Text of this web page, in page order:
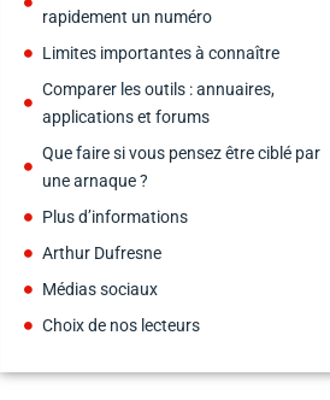
rapidement un numéro
Limites importantes à connaître
Comparer les outils : annuaires,
applications et forums
Que faire si vous pensez être ciblé par
une arnaque ?
Plus d’informations
Arthur Dufresne
Médias sociaux
Choix de nos lecteurs